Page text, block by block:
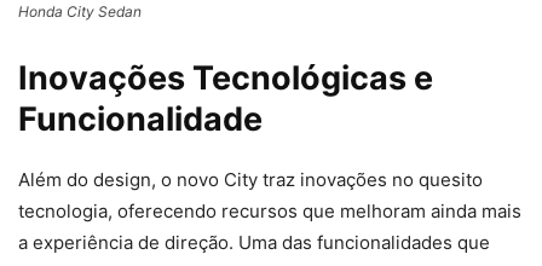
Honda City Sedan
Inovações Tecnológicas e
Funcionalidade
Além do design, o novo City traz inovações no quesito
tecnologia, oferecendo recursos que melhoram ainda mais
a experiência de direção. Uma das funcionalidades que